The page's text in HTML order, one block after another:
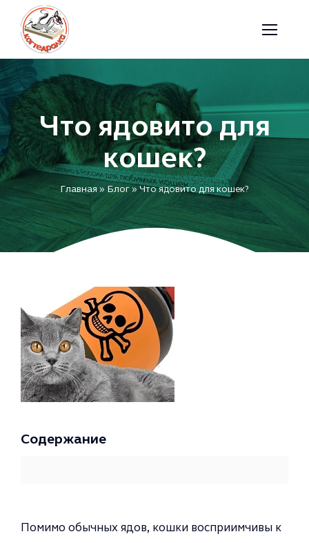
content
Что ядовито для
кошек?
Главная » Блог»Что ядовито для кошек?
Содержание
Помимо обычных ядов, кошки восприимчивы к